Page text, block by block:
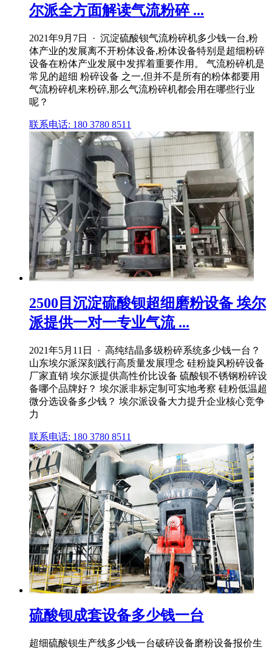
尔派全方面解读气流粉碎 ...
2021年9月7日 · 沉淀硫酸钡气流粉碎机多少钱一台,粉
体产业的发展离不开粉体设备,粉体设备特别是超细粉碎
设备在粉体产业发展中发挥着重要作用。 气流粉碎机是
常见的超细 粉碎设备 之一,但并不是所有的粉体都要用
气流粉碎机来粉碎,那么气流粉碎机都会用在哪些行业
呢？
联系电话: 180 3780 8511
2500目沉淀硫酸钡超细磨粉设备 埃尔
派提供一对一专业气流 ...
2021年5月11日 · 高纯结晶多级粉碎系统多少钱一台？
山东埃尔派深刻践行高质量发展理念 硅粉旋风粉碎设备
厂家直销 埃尔派提供高性价比设备 硫酸钡不锈钢粉碎设
备哪个品牌好？ 埃尔派非标定制可实地考察 硅粉低温超
微分选设备多少钱？ 埃尔派设备大力提升企业核心竞争
力
联系电话: 180 3780 8511
硫酸钡成套设备多少钱一台
超细硫酸钡生产线多少钱一台破碎设备磨粉设备报价生